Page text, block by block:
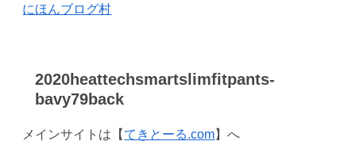
にほんブログ村
2020heattechsmartslimfitpants-
bavy79back
メインサイトは【てきとーる.com】へ